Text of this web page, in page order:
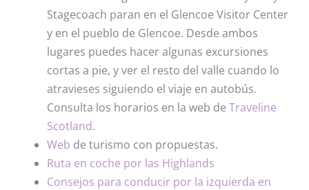
Stagecoach paran en el Glencoe Visitor Center
y en el pueblo de Glencoe. Desde ambos
lugares puedes hacer algunas excursiones
cortas a pie, y ver el resto del valle cuando lo
atravieses siguiendo el viaje en autobús.
Consulta los horarios en la web de Traveline
Scotland.
Web de turismo con propuestas.
Ruta en coche por las Highlands
Consejos para conducir por la izquierda en